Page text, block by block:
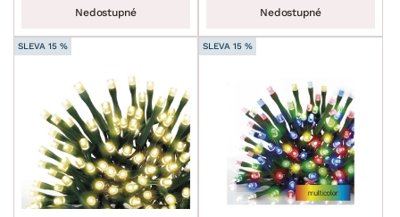
Nedostupné Nedostupné
SLEVA 15 % SLEVA 15 %